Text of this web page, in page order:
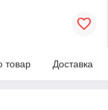
товар Доставка